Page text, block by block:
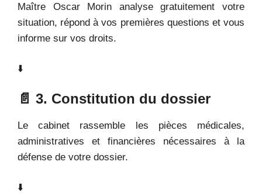
Maître Oscar Morin analyse gratuitement votre
situation, répond à vos premières questions et vous
informe sur vos droits.
⬇️
📄 3. Constitution du dossier
Le cabinet rassemble les pièces médicales,
administratives et financières nécessaires à la
défense de votre dossier.
⬇️